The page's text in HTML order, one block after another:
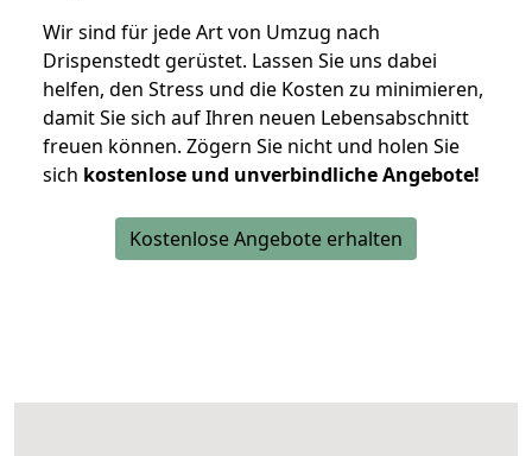
Wir sind für jede Art von Umzug nach
Drispenstedt gerüstet. Lassen Sie uns dabei
helfen, den Stress und die Kosten zu minimieren,
damit Sie sich auf Ihren neuen Lebensabschnitt
freuen können. Zögern Sie nicht und holen Sie
sich kostenlose und unverbindliche Angebote!
Kostenlose Angebote erhalten